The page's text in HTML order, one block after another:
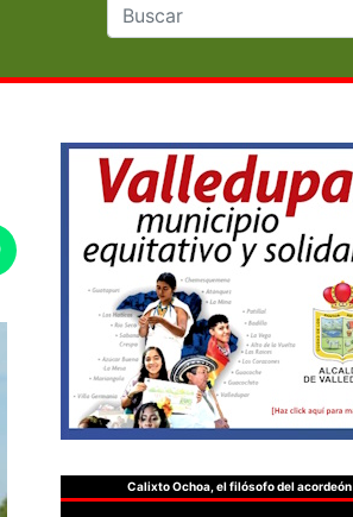
Calixto Ochoa, el filósofo del acordeón